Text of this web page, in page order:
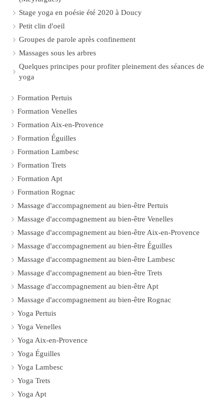
Stage yoga en poésie été 2020 à Doucy
Petit clin d'oeil
Groupes de parole après confinement
Massages sous les arbres
Quelques principes pour profiter pleinement des séances de
yoga
Formation Pertuis
Formation Venelles
Formation Aix-en-Provence
Formation Éguilles
Formation Lambesc
Formation Trets
Formation Apt
Formation Rognac
Massage d'accompagnement au bien-être Pertuis
Massage d'accompagnement au bien-être Venelles
Massage d'accompagnement au bien-être Aix-en-Provence
Massage d'accompagnement au bien-être Éguilles
Massage d'accompagnement au bien-être Lambesc
Massage d'accompagnement au bien-être Trets
Massage d'accompagnement au bien-être Apt
Massage d'accompagnement au bien-être Rognac
Yoga Pertuis
Yoga Venelles
Yoga Aix-en-Provence
Yoga Éguilles
Yoga Lambesc
Yoga Trets
Yoga Apt